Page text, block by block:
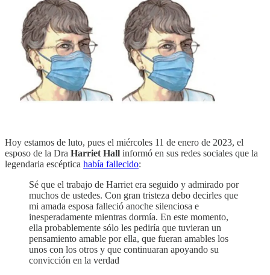
Hoy estamos de luto, pues el miércoles 11 de enero de 2023, el
esposo de la Dra Harriet Hall informó en sus redes sociales que la
legendaria escéptica había fallecido:
Sé que el trabajo de Harriet era seguido y admirado por
muchos de ustedes. Con gran tristeza debo decirles que
mi amada esposa falleció anoche silenciosa e
inesperadamente mientras dormía. En este momento,
ella probablemente sólo les pediría que tuvieran un
pensamiento amable por ella, que fueran amables los
unos con los otros y que continuaran apoyando su
convicción en la verdad